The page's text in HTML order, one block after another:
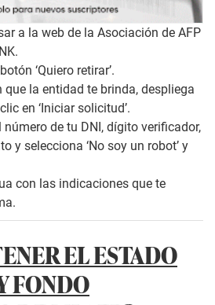
a la web de la Asociación de AFP
.
‘Quiero retirar’.
la entidad te brinda, despliega
en ‘Iniciar solicitud’.
número de tu DNI, dígito verificador,
y selecciona ‘No soy un robot’ y
con las indicaciones que te
EL ESTADO
FONDO